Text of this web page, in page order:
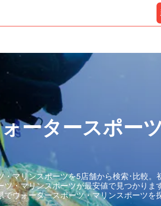
ータースポー
マリンスポーツを5店舗から検索･比較。
ツ・マリンスポーツが最安値で見つかりま
ウォータースポーツ・マリンスポーツを